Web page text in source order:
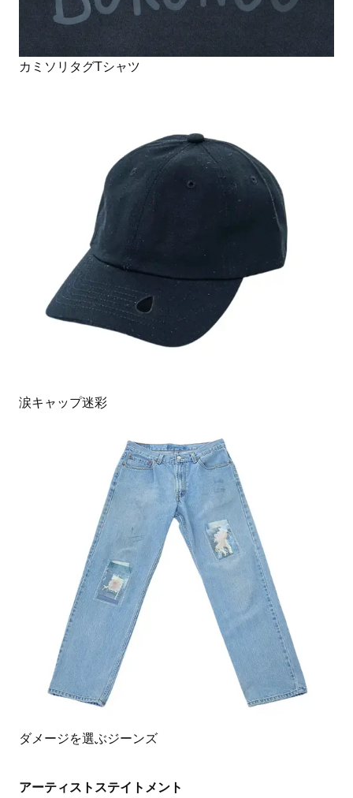
カミソリタグTシャツ
涙キャップ迷彩
ダメージを選ぶジーンズ
アーティストステイトメント